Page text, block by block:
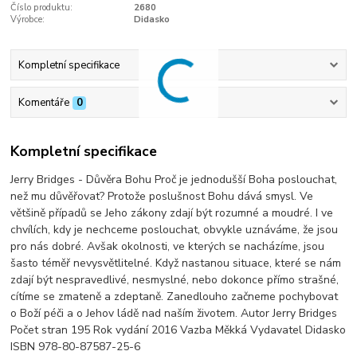
Číslo produktu:
2680
Výrobce:
Didasko
Kompletní specifikace
Komentáře 0
Kompletní specifikace
Jerry Bridges - Důvěra Bohu Proč je jednodušší Boha poslouchat,
než mu důvěřovat? Protože poslušnost Bohu dává smysl. Ve
většině případů se Jeho zákony zdají být rozumné a moudré. I ve
chvílích, kdy je nechceme poslouchat, obvykle uznáváme, že jsou
pro nás dobré. Avšak okolnosti, ve kterých se nacházíme, jsou
šasto téměř nevysvětlitelné. Když nastanou situace, které se nám
zdají být nespravedlivé, nesmyslné, nebo dokonce přímo strašné,
cítíme se zmateně a zdeptaně. Zanedlouho začneme pochybovat
o Boží péči a o Jehov ládě nad naším životem. Autor Jerry Bridges
Počet stran 195 Rok vydání 2016 Vazba Měkká Vydavatel Didasko
ISBN 978-80-87587-25-6